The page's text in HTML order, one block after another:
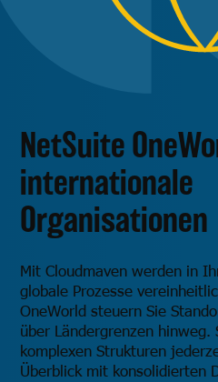
NetSuite
internationale
Organisationen
Mit Cloudmaven werden in
globale Prozesse
OneWorld steuern Sie
über Ländergrenzen hinweg.
komplexen Strukturen
Überblick mit konsolidierten